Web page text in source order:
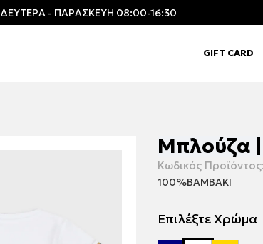
ΔΕΥΤΕΡΑ - ΠΑΡΑΣΚΕΥΗ 08:00-16:30
GIFT CARD
Μπλούζα
Κωδικός Προϊόντος:
100%ΒΑΜΒΑΚΙ
Επιλέξτε Χρώμα